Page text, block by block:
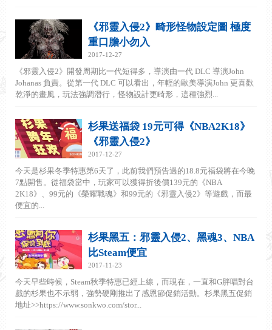
《邪靈入侵2》畸形怪物設定圖 極度
重口膽小勿入
2017-12-27
《邪靈入侵2》開發周期比一代短得多，導演由一代 DLC 導演John
Johanas 負責。從第一代 DLC 可以看出，年輕的歐美導演John 更喜歡
乾淨的畫風，玩法強調潛行，怪物設計更畸形，這種強烈...
杉果送福袋 19元可得《NBA2K18》
《邪靈入侵2》
2017-12-27
今天是杉果冬季特惠第6天了，此前我們預告過的18.8元福袋將在今晚
7點開售。從福袋當中，玩家可以獲得折後價139元的《NBA
2K18》、99元的《榮耀戰魂》和99元的《邪靈入侵2》等遊戲，而最
便宜的...
杉果黑五：邪靈入侵2、黑魂3、NBA
比Steam便宜
2017-11-23
今天早些時候，Steam秋季特惠已經上線，而現在，一直和G胖唱對台
戲的杉果也不示弱，強勢硬剛推出了感恩節促銷活動。杉果黑五促銷
地址>>https://www.sonkwo.com/stor...